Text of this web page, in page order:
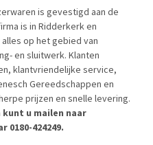
is gevestigd aan de
is in Ridderkerk en
op het gebied van
en sluitwerk. Klanten
klantvriendelijke service,
Gereedschappen en
prijzen en snelle levering.
u mailen naar
424249.